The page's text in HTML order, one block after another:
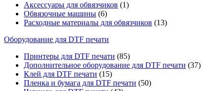
Аксессуары для обвязчиков (1)
Обвязочные машины (6)
Расходные материалы для обвязчиков (13)
Оборудование для DTF печати
Принтеры для DTF печати (85)
Дополнительное оборудование для DTF печати (37)
Клей для DTF печати (15)
Пленка и бумага для DTF печати (50)